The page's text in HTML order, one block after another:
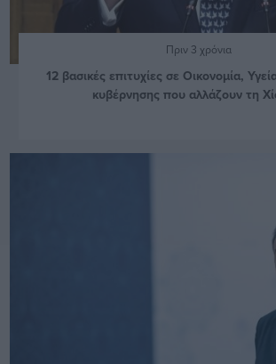
Πριν 3 χρόνια
12 βασικές επιτυχίες σε Οικονομία,
κυβέρνησης που αλλάζουν τη